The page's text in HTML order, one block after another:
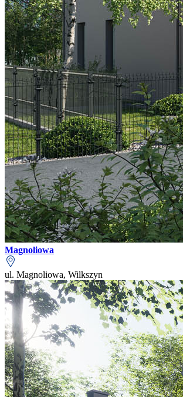
Magnoliowa
ul. Magnoliowa, Wilkszyn